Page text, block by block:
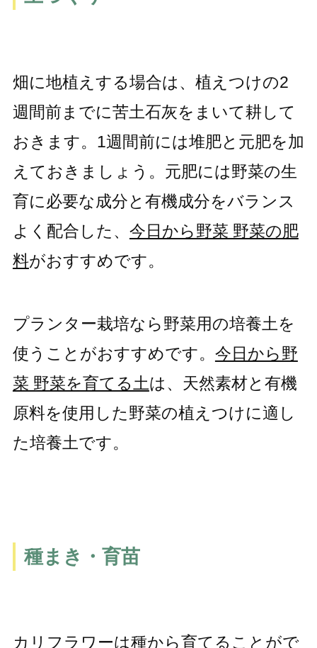
畑に地植えする場合は、植えつけの2
週間前までに苦土石灰をまいて耕して
おきます。1週間前には堆肥と元肥を加
えておきましょう。元肥には野菜の生
育に必要な成分と有機成分をバランス
よく配合した、 今日から野菜 野菜の肥
料がおすすめです。
プランター栽培なら野菜用の培養土を
使うことがおすすめです。 今日から野
菜 野菜を育てる土は、天然素材と有機
原料を使用した野菜の植えつけに適し
た培養土です。
種まき・育苗
カリフラワーは種から育てることがで